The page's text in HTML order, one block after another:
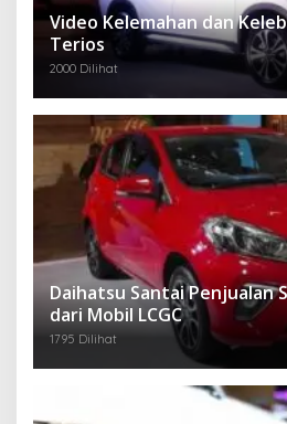
Video Kelemahan dan
Terios
2000 Dilihat
Daihatsu Santai Penjualan
dari Mobil LCGC
1795 Dilihat